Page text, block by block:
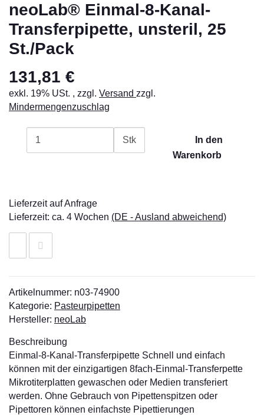
neoLab® Einmal-8-Kanal-
Transferpipette, unsteril, 25
St./Pack
131,81 €
exkl. 19% USt. , zzgl. Versand zzgl.
Mindermengenzuschlag
Stk
In den
Warenkorb
Lieferzeit auf Anfrage
Lieferzeit: ca. 4 Wochen (DE - Ausland abweichend)
Artikelnummer: n03-74900
Kategorie: Pasteurpipetten
Hersteller: neoLab
Beschreibung
Einmal-8-Kanal-Transferpipette Schnell und einfach
können mit der einzigartigen 8fach-Einmal-Transferpette
Mikrotiterplatten gewaschen oder Medien transferiert
werden. Ohne Gebrauch von Pipettenspitzen oder
Pipettoren können einfachste Pipettierungen